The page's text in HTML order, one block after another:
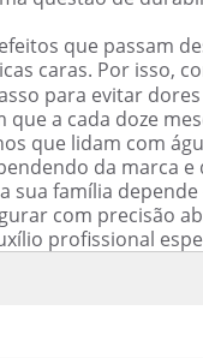
que passam
caras. Por isso,
para evitar
que a cada doze
que lidam com
da marca
sua família
com precisão
profissional